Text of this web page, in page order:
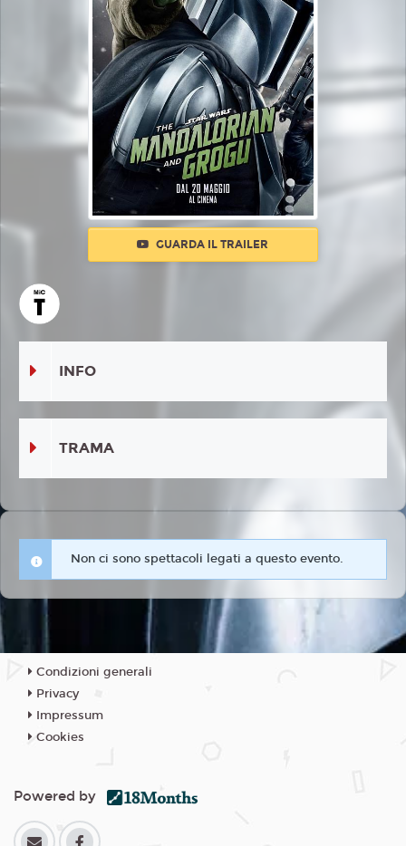
GUARDA IL TRAILER
INFO
TRAMA
Non ci sono spettacoli legati a questo evento.
Condizioni generali
Privacy
Impressum
Cookies
Powered by